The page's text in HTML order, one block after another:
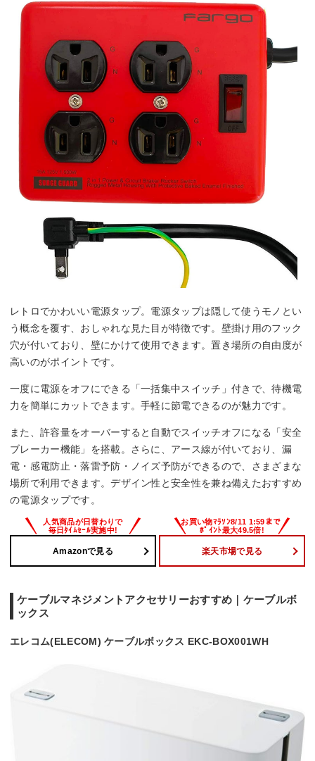
レトロでかわいい電源タップ。電源タップは隠して使うモノとい
う概念を覆す、おしゃれな見た目が特徴です。壁掛け用のフック
穴が付いており、壁にかけて使用できます。置き場所の自由度が
高いのがポイントです。
一度に電源をオフにできる「一括集中スイッチ」付きで、待機電
力を簡単にカットできます。手軽に節電できるのが魅力です。
また、許容量をオーバーすると自動でスイッチオフになる「安全
ブレーカー機能」を搭載。さらに、アース線が付いており、漏
電・感電防止・落雷予防・ノイズ予防ができるので、さまざまな
場所で利用できます。デザイン性と安全性を兼ね備えたおすすめ
の電源タップです。
Amazonで見る 楽天市場で見る
ケーブルマネジメントアクセサリーおすすめ｜ケーブルボ
ックス
エレコム(ELECOM) ケーブルボックス EKC-BOX001WH